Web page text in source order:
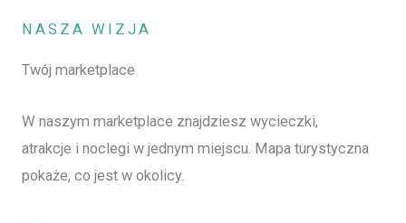
NASZA WIZJA
Twój marketplace
W naszym marketplace znajdziesz wycieczki,
atrakcje i noclegi w jednym miejscu. Mapa turystyczna
pokaże, co jest w okolicy.